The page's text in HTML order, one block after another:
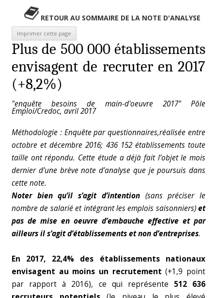
RETOUR AU SOMMAIRE DE LA NOTE D'ANALYSE
Plus de 500 000 établissements
envisagent de recruter en 2017
(+8,2%)
"enquête besoins de main-d'oeuvre 2017" Pôle
Emploi/Credoc, avril 2017
Méthodologie : Enquête par questionnaires,réalisée entre
octobre et décembre 2016; 436 152 établissements toute
taille ont répondu. Cette étude a déjà fait l’objet le mois
dernier d’une brève note d’analyse que je poursuis dans
cette note.
Noter bien qu’il s’agit d’intention (sans préciser le
nombre de salarié et intégrant les emplois saisonniers)et
pas de mise en oeuvre d’embauche effective et par
ailleurs il s’agit d’établissements et non d’entreprises.
En 2017, 22,4% des établissements nationaux
envisagent au moins un recrutement (+1,9 point
par rapport à 2016), ce qui représente 512 636